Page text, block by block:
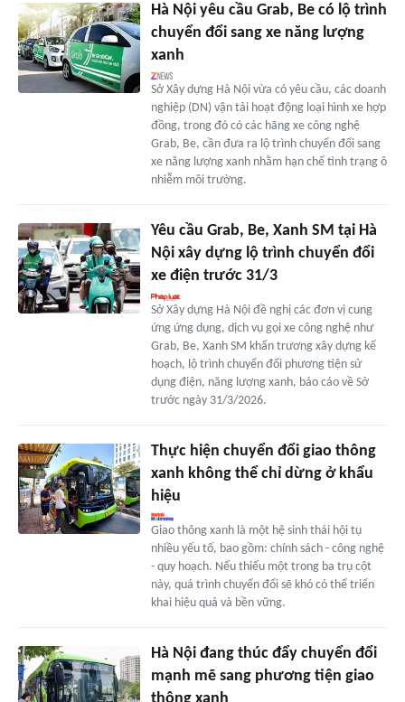
Hà Nội yêu cầu Grab, Be có lộ trình
chuyển đổi sang xe năng lượng
xanh
Sở Xây dựng Hà Nội vừa có yêu cầu, các doanh
nghiệp (DN) vận tải hoạt động loại hình xe hợp
đồng, trong đó có các hãng xe công nghệ
Grab, Be, cần đưa ra lộ trình chuyển đổi sang
xe năng lượng xanh nhằm hạn chế tình trạng ô
nhiễm môi trường.
Yêu cầu Grab, Be, Xanh SM tại Hà
Nội xây dựng lộ trình chuyển đổi
xe điện trước 31/3
Sở Xây dựng Hà Nội đề nghị các đơn vị cung
ứng ứng dụng, dịch vụ gọi xe công nghệ như
Grab, Be, Xanh SM khẩn trương xây dựng kế
hoạch, lộ trình chuyển đổi phương tiện sử
dụng điện, năng lượng xanh, báo cáo về Sở
trước ngày 31/3/2026.
Thực hiện chuyển đổi giao thông
xanh không thể chỉ dừng ở khẩu
hiệu
Giao thông xanh là một hệ sinh thái hội tụ
nhiều yếu tố, bao gồm: chính sách - công nghệ
- quy hoạch. Nếu thiếu một trong ba trụ cột
này, quá trình chuyển đổi sẽ khó có thể triển
khai hiệu quả và bền vững.
Hà Nội đang thúc đẩy chuyển đổi
mạnh mẽ sang phương tiện giao
thông xanh